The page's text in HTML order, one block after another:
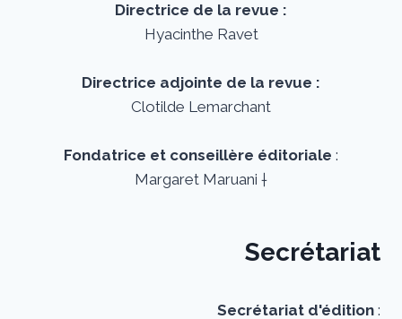
Directrice de la revue :
Hyacinthe Ravet
Directrice adjointe de la revue :
Clotilde Lemarchant
Fondatrice et conseillère éditoriale :
Margaret Maruani †
Secrétariat
Secrétariat d'édition :